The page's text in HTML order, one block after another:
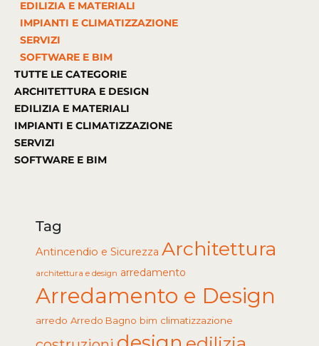
EDILIZIA E MATERIALI
IMPIANTI E CLIMATIZZAZIONE
SERVIZI
SOFTWARE E BIM
TUTTE LE CATEGORIE
ARCHITETTURA E DESIGN
EDILIZIA E MATERIALI
IMPIANTI E CLIMATIZZAZIONE
SERVIZI
SOFTWARE E BIM
Tag
Antincendio e Sicurezza Architettura
architettura e design arredamento
Arredamento e Design
arredo Arredo Bagno bim climatizzazione